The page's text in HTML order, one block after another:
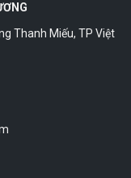
Thanh Miếu, TP Việt